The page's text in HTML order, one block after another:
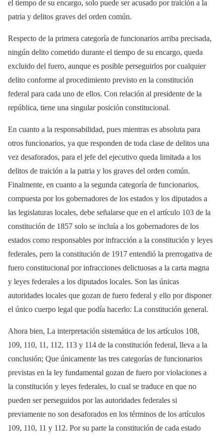
el tiempo de su encargo, solo puede ser acusado por traición a la
patria y delitos graves del orden común.
Respecto de la primera categoría de funcionarios arriba precisada,
ningún delito cometido durante el tiempo de su encargo, queda
excluido del fuero, aunque es posible perseguirlos por cualquier
delito conforme al procedimiento previsto en la constitución
federal para cada uno de ellos. Con relación al presidente de la
república, tiene una singular posición constitucional.
En cuanto a la responsabilidad, pues mientras es absoluta para
otros funcionarios, ya que responden de toda clase de delitos una
vez desaforados, para el jefe del ejecutivo queda limitada a los
delitos de traición a la patria y los graves del orden común.
Finalmente, en cuanto a la segunda categoría de funcionarios,
compuesta por los gobernadores de los estados y los diputados a
las legislaturas locales, debe señalarse que en el artículo 103 de la
constitución de 1857 solo se incluía a los gobernadores de los
estados como responsables por infracción a la constitución y leyes
federales, pero la constitución de 1917 entendió la prerrogativa de
fuero constitucional por infracciones delictuosas a la carta magna
y leyes federales a los diputados locales. Son las únicas
autoridades locales que gozan de fuero federal y ello por disponer
el único cuerpo legal que podía hacerlo: La constitución general.
Ahora bien, La interpretación sistemática de los artículos 108,
109, 110, 11, 112, 113 y 114 de la constitución federal, lleva a la
conclusión; Que únicamente las tres categorías de funcionarios
previstas en la ley fundamental gozan de fuero por violaciones a
la constitución y leyes federales, lo cual se traduce en que no
pueden ser perseguidos por las autoridades federales si
previamente no son desaforados en los términos de los artículos
109, 110, 11 y 112. Por su parte la constitución de cada estado